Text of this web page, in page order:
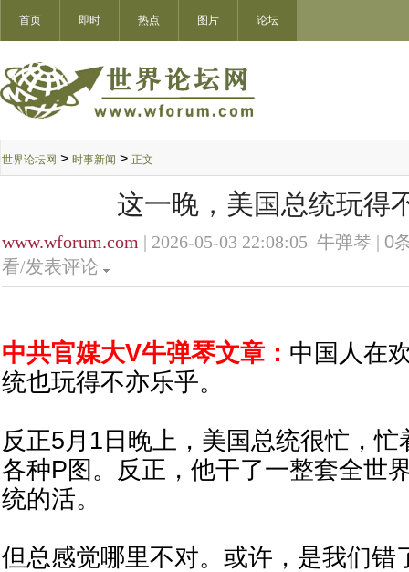
首页 即时 热点 图片 论坛
世界论坛网 > 时事新闻 > 正文
这一晚，美国总统玩得
www.wforum.com | 2026-05-03 22:08:05 牛弹琴 | 0
看/发表评论
中共官媒大V牛弹琴文章： 中国人在
统也玩得不亦乐乎。
反正5月1日晚上，美国总统很忙，
各种P图。反正，他干了一整套全世
统的活。
但总感觉哪里不对。或许，是我们错